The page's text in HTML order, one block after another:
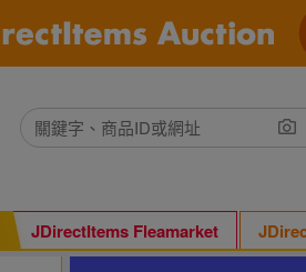
JDirectItems Fleamarket